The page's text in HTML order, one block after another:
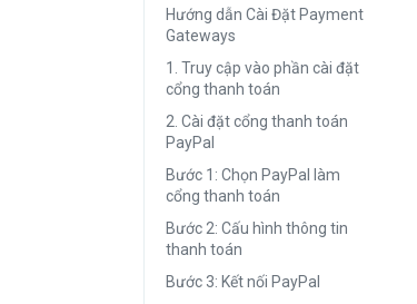
Hướng dẫn Cài Đặt Payment
Gateways
1. Truy cập vào phần cài đặt
cổng thanh toán
2. Cài đặt cổng thanh toán
PayPal
Bước 1: Chọn PayPal làm
cổng thanh toán
Bước 2: Cấu hình thông tin
thanh toán
Bước 3: Kết nối PayPal